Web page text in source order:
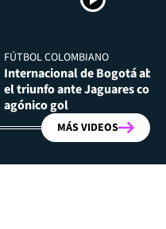
FÚTBOL COLOMBIANO
Internacional de Bogotá
el triunfo ante Jaguares con
agónico gol
MÁS VIDEOS